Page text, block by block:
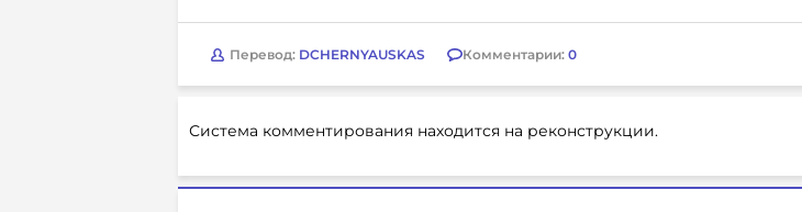
Перевод: DCHERNYAUSKAS Комментарии: 0
Система комментирования находится на реконструкции.